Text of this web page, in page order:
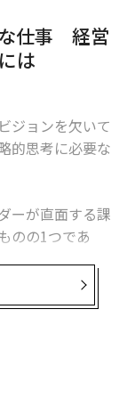
な仕事 経営
は
ジョンを欠いて
的思考に必要な
ーが直面する課
のの1つであ
ない。問題は、
上回る環境で仕